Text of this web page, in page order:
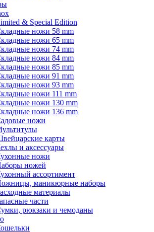
& Special Edition
ножи 58 mm
ножи 65 mm
ножи 74 mm
ножи 84 mm
ножи 85 mm
ножи 91 mm
ножи 93 mm
ножи 111 mm
ножи 130 mm
ножи 136 mm
ножи
карты
и аксессуары
ножи
ножей
ассортимент
маникюрные наборы
материалы
части
рюкзаки и чемоданы